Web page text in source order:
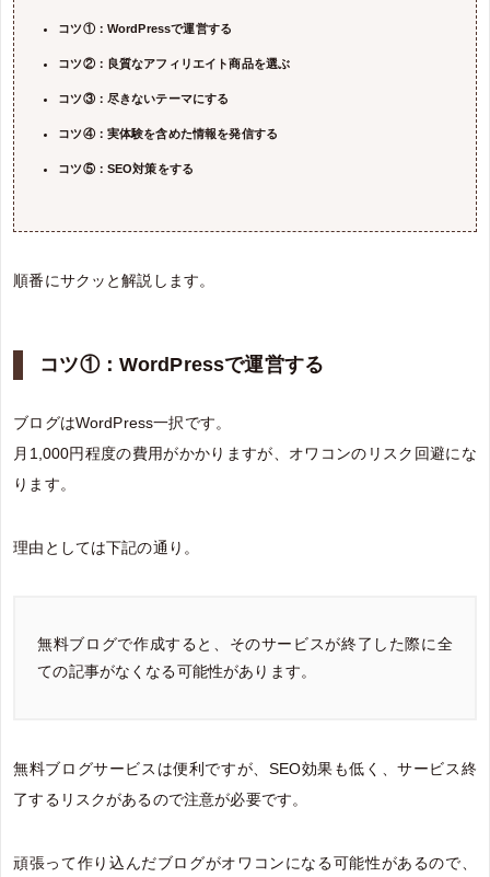
コツ①：WordPressで運営する
コツ②：良質なアフィリエイト商品を選ぶ
コツ③：尽きないテーマにする
コツ④：実体験を含めた情報を発信する
コツ⑤：SEO対策をする
順番にサクッと解説します。
コツ①：WordPressで運営する
ブログはWordPress一択です。
月1,000円程度の費用がかかりますが、オワコンのリスク回避にな
ります。
理由としては下記の通り。
無料ブログで作成すると、そのサービスが終了した際に全
ての記事がなくなる可能性があります。
無料ブログサービスは便利ですが、SEO効果も低く、サービス終
了するリスクがあるので注意が必要です。
頑張って作り込んだブログがオワコンになる可能性があるので、